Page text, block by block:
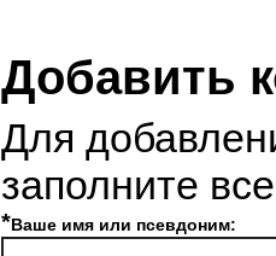
Добавить
Для
заполните
*Ваше имя или псевдоним: